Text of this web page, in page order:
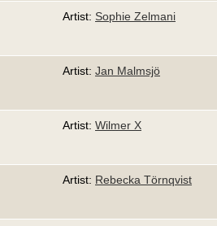
Artist: Sophie Zelmani
Artist: Jan Malmsjö
Artist: Wilmer X
Artist: Rebecka Törnqvist